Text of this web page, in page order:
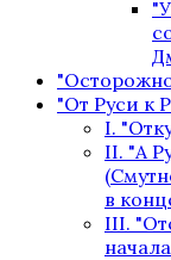
"От Руси к
I.
II. "А
в
III.